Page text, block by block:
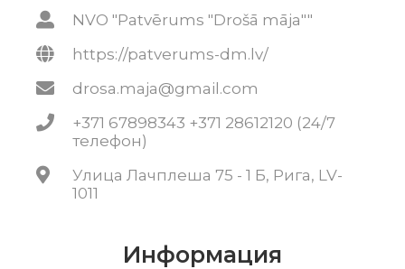
NVO "Patvērums "Drošā māja""
https://patverums-dm.lv/
drosa.maja@gmail.com
+371 67898343 +371 28612120 (24/7
телефон)
Улица Лачплеша 75 - 1 Б, Рига, LV-
1011
Информация